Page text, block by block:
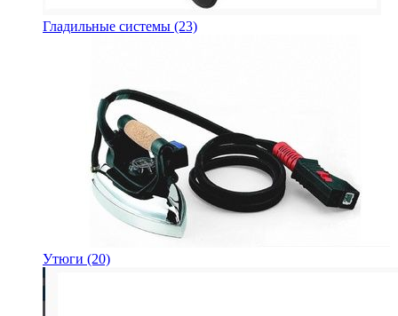
Гладильные системы (23)
Утюги (20)